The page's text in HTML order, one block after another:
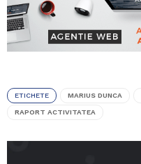
ETICHETE MARIUS DUNCA
RAPORT ACTIVITATEA